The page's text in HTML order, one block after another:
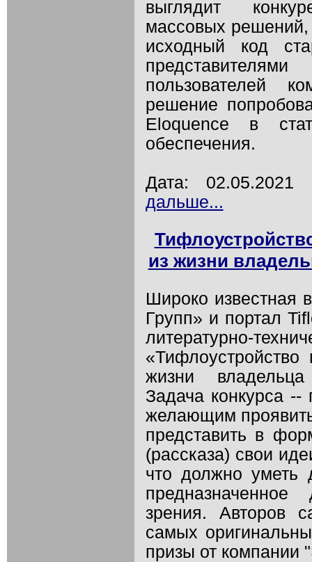
выглядит
массовых решений,
исходный код
пользователей
решение
Eloquence в
обеспечения.
Дата:
дальше...
из жизни
Широко известная
Групп» и портал
литературно-
жизни
Задача конкурса --
желающим
представить в
(рассказа) свои
что должно уметь
зрения. Авторов
самых
призы от компании